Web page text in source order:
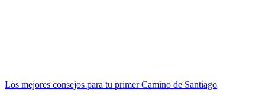
Los mejores consejos para tu primer Camino de Santiago